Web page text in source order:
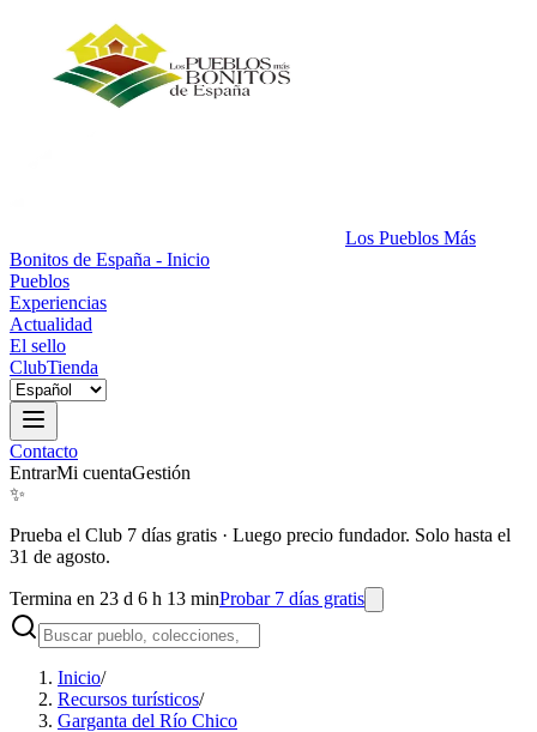
Los Pueblos Más
Bonitos de España - Inicio
Pueblos
Experiencias
Actualidad
El sello
ClubTienda
Contacto
EntrarMi cuentaGestión
✨
Prueba el Club 7 días gratis · Luego precio fundador. Solo hasta el
31 de agosto.
Termina en 23 d 6 h 13 minProbar 7 días gratis
Inicio/
Recursos turísticos/
Garganta del Río Chico